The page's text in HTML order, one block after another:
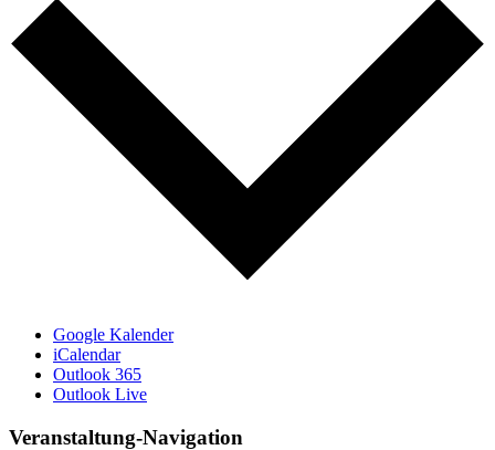
Google Kalender
iCalendar
Outlook 365
Outlook Live
Veranstaltung-Navigation